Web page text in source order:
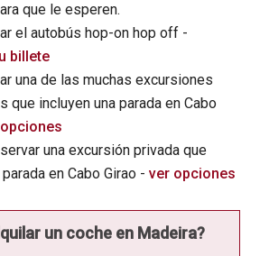
que le esperen.
el autobús hop-on hop off -
billete
una de las muchas excursiones
que incluyen una parada en Cabo
una excursión privada que
parada en Cabo Girao -ver opciones
un coche en Madeira?